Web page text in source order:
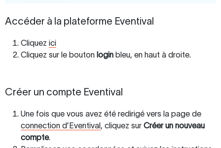
Accéder à la plateforme Eventival
Cliquez ici
Cliquez sur le bouton login bleu, en haut à droite.
Créer un compte Eventival
Une fois que vous avez été redirigé vers la page de
connection d’Eventival , cliquez sur Créer un nouveau
compte.